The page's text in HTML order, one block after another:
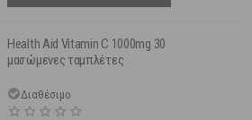
Health Aid Vitamin C 1000mg 30
μασώμενες ταμπλέτες
Διαθέσιμο